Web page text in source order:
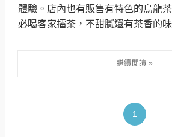
體驗。店內也有販售有特色的烏龍
必喝客家擂茶，不甜膩還有茶香的味
1